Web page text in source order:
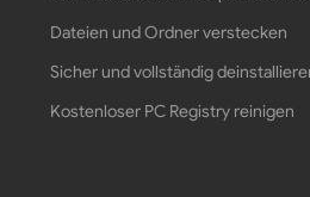
Dateien und Ordner verstecken
Sicher und vollständig
Kostenloser PC Registry reinigen